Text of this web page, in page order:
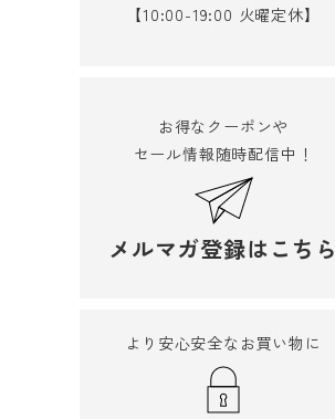
【10:00-19:00 火曜定休】
お得なクーポンや
セール情報随時配信中！
メルマガ登録はこちら
より安心安全なお買い物に